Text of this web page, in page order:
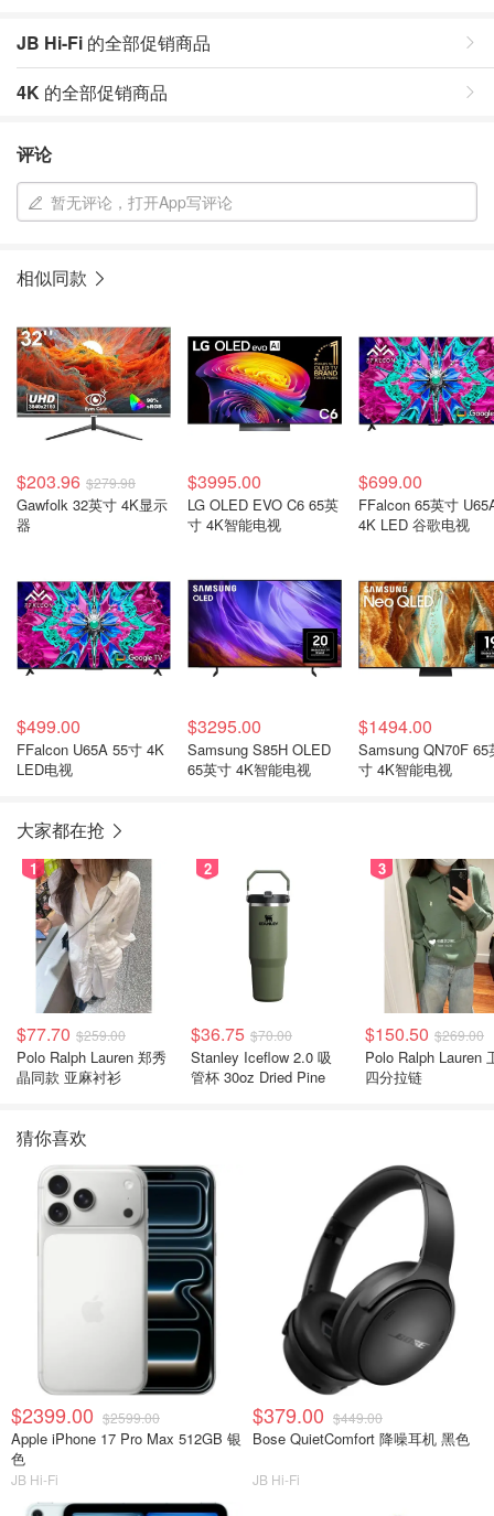
JB Hi-Fi 的全部促销商品
4K 的全部促销商品
评论
暂无评论，打开App写评论
相似同款
$203.96 $279.98
Gawfolk 32英寸 4K显示
器
$3995.00
LG OLED EVO C6 65英
寸 4K智能电视
$699.00
FFalcon 65英寸
4K LED 谷歌电视
$499.00
FFalcon U65A 55寸 4K
LED电视
$3295.00
Samsung S85H OLED
65英寸 4K智能电视
$1494.00
Samsung QN70F 65英
寸 4K智能电视
大家都在抢
1
$77.70 $259.00
Polo Ralph Lauren 郑秀
晶同款 亚麻衬衫
2
$36.75 $70.00
Stanley Iceflow 2.0 吸
管杯 30oz Dried Pine
3
$150.50 $269.00
Polo Ralph Lauren 卫衣
四分拉链
猜你喜欢
$2399.00 $2599.00
Apple iPhone 17 Pro Max 512GB 银
色
JB Hi-Fi
$379.00 $449.00
Bose QuietComfort 降噪耳机 黑色
JB Hi-Fi